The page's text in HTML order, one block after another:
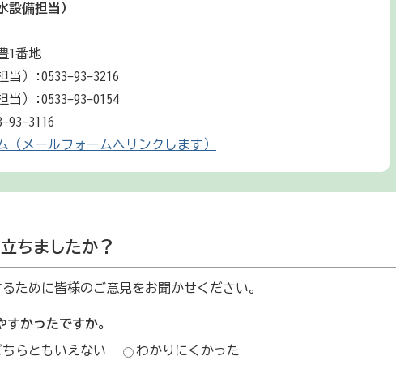
設備担当）
1番地
当）:0533-93-3216
当）:0533-93-0154
93-3116
（メールフォームへリンクします）
ちましたか？
ために皆様のご意見をお聞かせください。
かったですか。
ちらともいえない わかりにくかった